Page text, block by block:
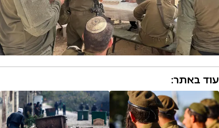
עוד באתר: